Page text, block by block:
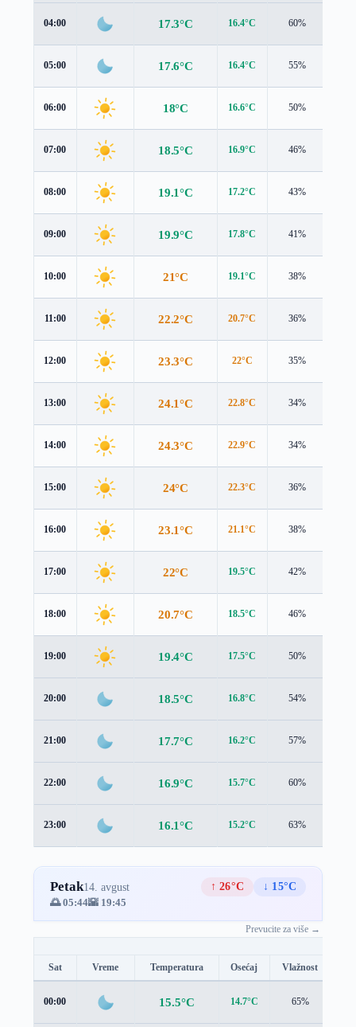
04:00 17.3°C 16.4°C 60%
05:00 17.6°C 16.4°C 55%
06:00 18°C 16.6°C 50%
07:00 18.5°C 16.9°C 46%
08:00 19.1°C 17.2°C 43%
09:00 19.9°C 17.8°C 41%
10:00 21°C 19.1°C 38%
11:00 22.2°C 20.7°C 36%
12:00 23.3°C 22°C 35%
13:00 24.1°C 22.8°C 34%
14:00 24.3°C 22.9°C 34%
15:00 24°C 22.3°C 36%
16:00 23.1°C 21.1°C 38%
17:00 22°C 19.5°C 42%
18:00 20.7°C 18.5°C 46%
19:00 19.4°C 17.5°C 50%
20:00 18.5°C 16.8°C 54%
21:00 17.7°C 16.2°C 57%
22:00 16.9°C 15.7°C 60%
23:00 16.1°C 15.2°C 63%
Petak14. avgust ↑ 26°C
↓ 15°C
🌅 05:44🌇 19:45
Prevucite za više →
Sat Vreme Temperatura Osećaj Vlažnost
00:00 15.5°C 14.7°C 65%